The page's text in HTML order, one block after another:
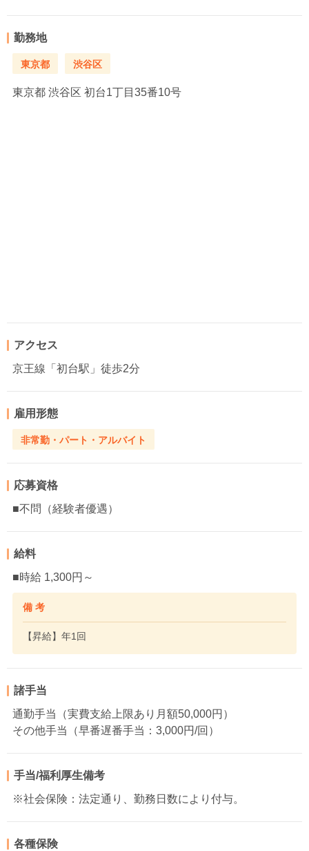
勤務地
東京都 渋谷区
東京都 渋谷区 初台1丁目35番10号
アクセス
京王線「初台駅」徒歩2分
雇用形態
非常勤・パート・アルバイト
応募資格
■不問（経験者優遇）
給料
■時給 1,300円～
備 考
【昇給】年1回
諸手当
通勤手当（実費支給上限あり月額50,000円）
その他手当（早番遅番手当：3,000円/回）
手当/福利厚生備考
※社会保険：法定通り、勤務日数により付与。
各種保険